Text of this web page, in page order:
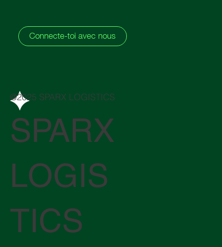
Connecte-toi avec nous
@2025 SPARX LOGISTICS
SPARX
LOGIS
TICS